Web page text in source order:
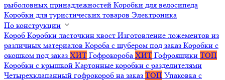
рыболовных принадлежностей Коробки для велосипеда
Коробки для туристических товаров Электроника
По конструкции
Короб Коробки ласточкин хвост Изготовление ложементов из
различных материалов Короба с шубером под заказ Коробки с
окошком под заказ ХИТ Гофрокороба ХИТ Гофроящики ТОП
Коробки с крышкой Картонные коробки с разделителями
Четырехклапанный гофрокороб на заказ ТОП Упаковка с